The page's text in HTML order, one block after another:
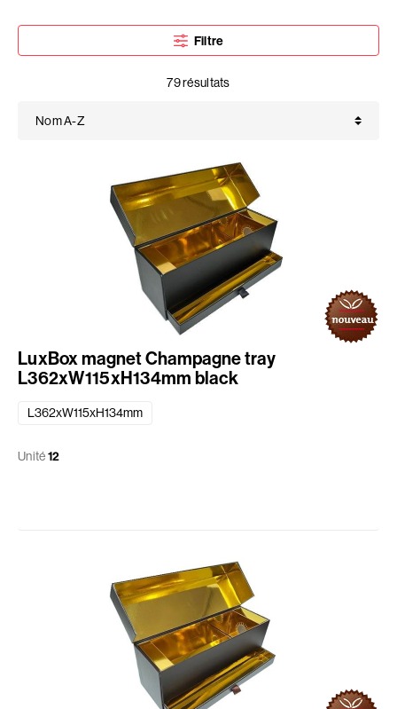
Filtre
79 résultats
LuxBox magnet Champagne tray
L362xW115xH134mm black
L362xW115xH134mm
Unité12